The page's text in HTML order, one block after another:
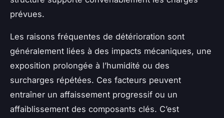
prévues.
Les raisons fréquentes de détérioration sont
généralement liées à des impacts mécaniques, une
exposition prolongée à l’humidité ou des
surcharges répétées. Ces facteurs peuvent
entraîner un affaissement progressif ou un
affaiblissement des composants clés. C’est